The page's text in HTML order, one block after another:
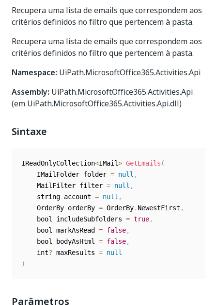
Recupera uma lista de emails que correspondem aos
critérios definidos no filtro que pertencem à pasta.
Recupera uma lista de emails que correspondem aos
critérios definidos no filtro que pertencem à pasta.
Namespace: UiPath.MicrosoftOffice365.Activities.Api
Assembly: UiPath.MicrosoftOffice365.Activities.Api
(em UiPath.MicrosoftOffice365.Activities.Api.dll)
Sintaxe
IReadOnlyCollection<IMail> GetEmails (
	IMailFolder folder
= null ,
	MailFilter filter
= null ,
	string account
= null ,
	OrderBy orderBy
= OrderBy. NewestFirst ,
	bool includeSubfolders
= true,
	bool markAsRead
= false,
	bool bodyAsHtml
= false,
	int
? maxResults = null
)
Parâmetros